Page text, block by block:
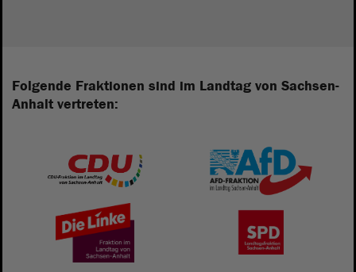
Folgende Fraktionen sind im Landtag von Sachsen-
Anhalt vertreten: